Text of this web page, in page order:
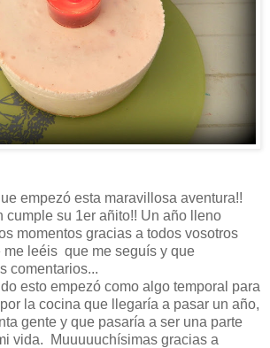
empezó esta maravillosa aventura!!
cumple su 1er añito!! Un año lleno
momentos gracias a todos vosotros
me leéis que me seguís y que
comentarios...
esto empezó como algo temporal para
la cocina que llegaría a pasar un año,
gente y que pasaría a ser una parte
vida. Muuuuuchísimas gracias a